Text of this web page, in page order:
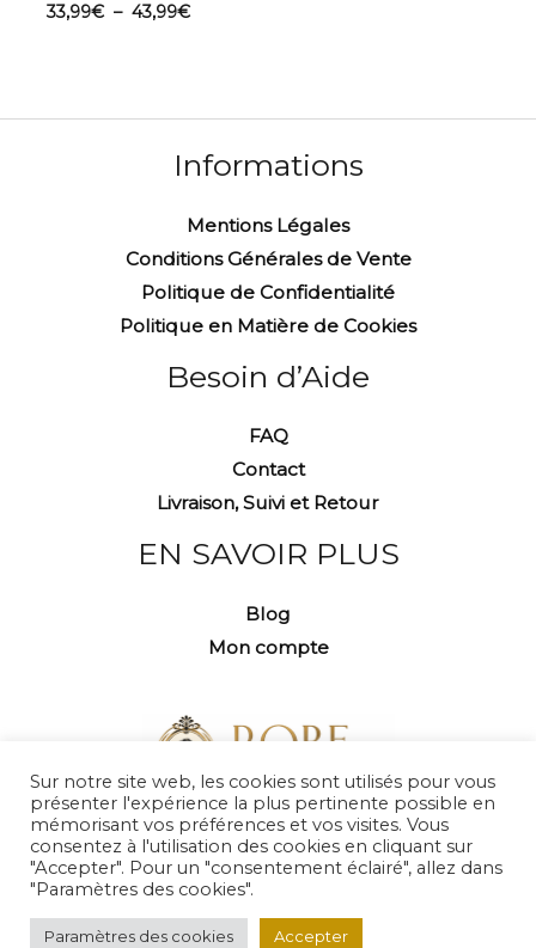
33,99€ – 43,99€
Informations
Mentions Légales
Conditions Générales de Vente
Politique de Confidentialité
Politique en Matière de Cookies
Besoin d’Aide
FAQ
Contact
Livraison, Suivi et Retour
EN SAVOIR PLUS
Blog
Mon compte
Copyright © 2026 Robe d'Antan
Sur notre site web, les cookies sont utilisés pour vous
présenter l'expérience la plus pertinente possible en
mémorisant vos préférences et vos visites. Vous
consentez à l'utilisation des cookies en cliquant sur
"Accepter". Pour un "consentement éclairé", allez dans
"Paramètres des cookies".
Paramètres des cookies Accepter